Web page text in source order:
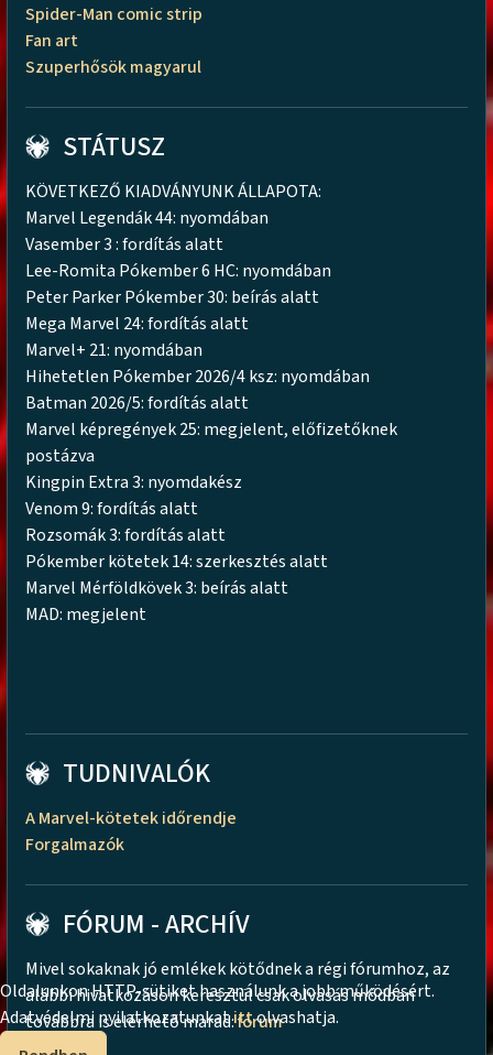
Spider-Man comic strip
Fan art
Szuperhősök magyarul
STÁTUSZ
KÖVETKEZŐ KIADVÁNYUNK ÁLLAPOTA:
Marvel Legendák 44: nyomdában
Vasember 3 : fordítás alatt
Lee-Romita Pókember 6 HC: nyomdában
Peter Parker Pókember 30: beírás alatt
Mega Marvel 24: fordítás alatt
Marvel+ 21: nyomdában
Hihetetlen Pókember 2026/4 ksz: nyomdában
Batman 2026/5: fordítás alatt
Marvel képregények 25: megjelent, előfizetőknek
postázva
Kingpin Extra 3: nyomdakész
Venom 9: fordítás alatt
Rozsomák 3: fordítás alatt
Pókember kötetek 14: szerkesztés alatt
Marvel Mérföldkövek 3: beírás alatt
MAD: megjelent
TUDNIVALÓK
A Marvel-kötetek időrendje
Forgalmazók
FÓRUM - ARCHÍV
Mivel sokaknak jó emlékek kötődnek a régi fórumhoz, az
alábbi hivatkozáson keresztül csak olvasás módban
továbbra is elérhető marad:fórum
Oldalunkon HTTP-sütiket használunk a jobb működésért.
Adatvédelmi nyilatkozatunkatittolvashatja.